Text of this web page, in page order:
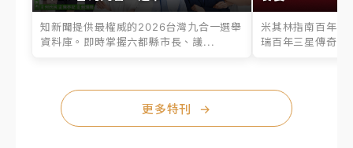
知新聞提供最權威的2026台灣九合一選舉
資料庫。即時掌握六都縣市長、議...
米其林指南百年之
瑞百年三星傳奇、
更多特刊 →